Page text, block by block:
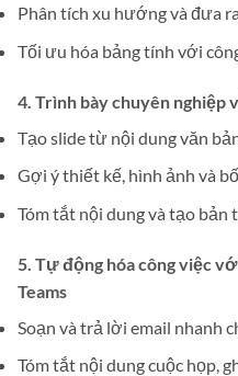
Phân tích xu hướng và đưa
Tối ưu hóa bảng tính với
4. Trình bày chuyên nghiệp
Tạo slide từ nội dung văn
Gợi ý thiết kế, hình ảnh và
Tóm tắt nội dung và tạo
5. Tự động hóa công việc
Teams
Soạn và trả lời email nhanh
Tóm tắt nội dung cuộc họp,